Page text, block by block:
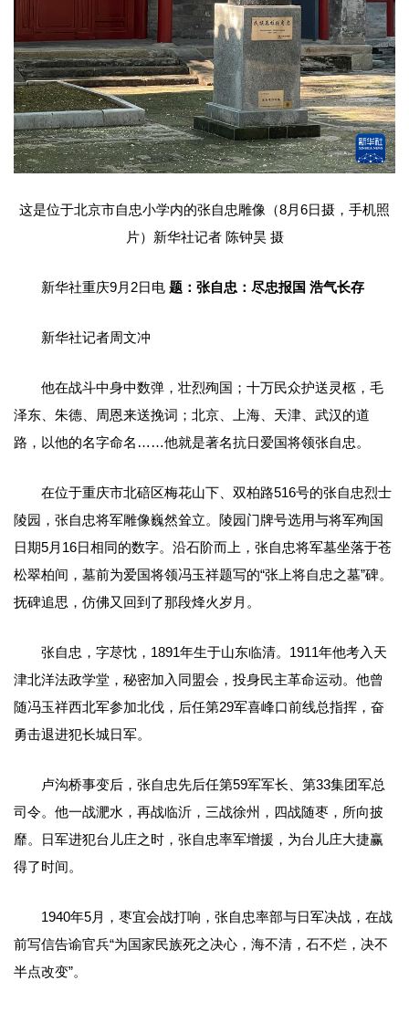
这是位于北京市自忠小学内的张自忠雕像（8月6日摄，手机照
片）新华社记者 陈钟昊 摄
新华社重庆9月2日电 题：张自忠：尽忠报国 浩气长存
新华社记者周文冲
他在战斗中身中数弹，壮烈殉国；十万民众护送灵柩，毛
泽东、朱德、周恩来送挽词；北京、上海、天津、武汉的道
路，以他的名字命名……他就是著名抗日爱国将领张自忠。
在位于重庆市北碚区梅花山下、双柏路516号的张自忠烈士
陵园，张自忠将军雕像巍然耸立。陵园门牌号选用与将军殉国
日期5月16日相同的数字。沿石阶而上，张自忠将军墓坐落于苍
松翠柏间，墓前为爱国将领冯玉祥题写的“张上将自忠之墓”碑。
抚碑追思，仿佛又回到了那段烽火岁月。
张自忠，字荩忱，1891年生于山东临清。1911年他考入天
津北洋法政学堂，秘密加入同盟会，投身民主革命运动。他曾
随冯玉祥西北军参加北伐，后任第29军喜峰口前线总指挥，奋
勇击退进犯长城日军。
卢沟桥事变后，张自忠先后任第59军军长、第33集团军总
司令。他一战淝水，再战临沂，三战徐州，四战随枣，所向披
靡。日军进犯台儿庄之时，张自忠率军增援，为台儿庄大捷赢
得了时间。
1940年5月，枣宜会战打响，张自忠率部与日军决战，在战
前写信告谕官兵“为国家民族死之决心，海不清，石不烂，决不
半点改变”。